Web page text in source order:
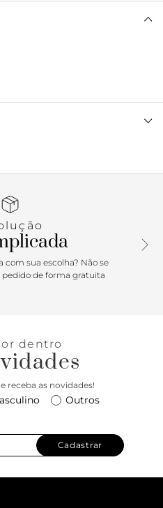
enviesada e flores sobre o
ao cabedal que segue pelas
do modelo e inscrição do
sua escolha? Não se
pedido de forma gratuita
dentro
receba as novidades!
Outros
Cadastrar